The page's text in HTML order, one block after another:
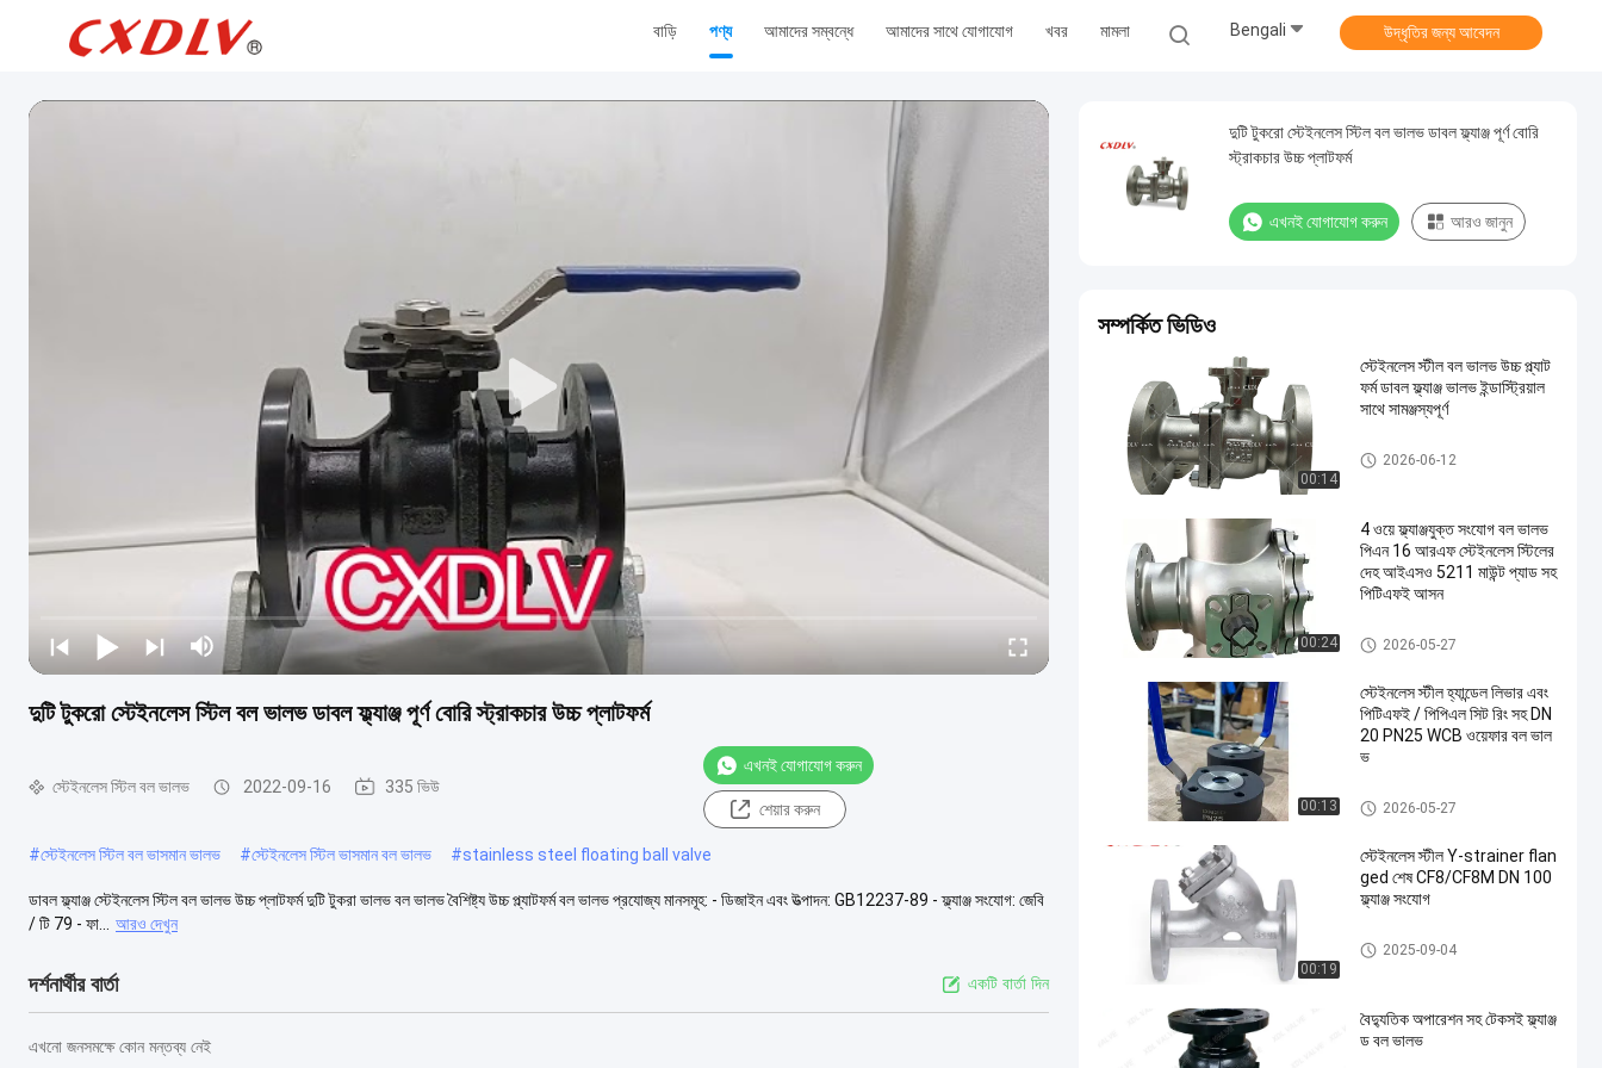
বাড়ি পণ্য আমাদের সম্বন্ধে আমাদের সাথে যোগাযোগ খবর মামলা Bengali উদ্ধৃতির জন্য আবেদন
দুটি টুকরো স্টেইনলেস স্টিল বল ভালভ ডাবল ফ্ল্যাঞ্জ পূর্ণ বোরি স্ট্রাকচার উচ্চ প্লাটফর্ম
স্টেইনলেস স্টিল বল ভালভ 2022-09-16 335 ভিউ
এখনই যোগাযোগ করুন
শেয়ার করুন
#স্টেইনলেস স্টিল বল ভাসমান ভালভ #স্টেইনলেস স্টিল ভাসমান বল ভালভ #stainless steel floating ball valve
ডাবল ফ্ল্যাঞ্জ স্টেইনলেস স্টিল বল ভালভ উচ্চ প্লাটফর্ম দুটি টুকরা ভালভ বল ভালভ বৈশিষ্ট্য উচ্চ প্ল্যাটফর্ম বল ভালভ প্রযোজ্য মানসমূহ: - ডিজাইন এবং উত্পাদন: GB12237-89 - ফ্ল্যাঞ্জ সংযোগ: জেবি
/ টি 79 - ফা...
আরও দেখুন
দর্শনার্থীর বার্তা একটি বার্তা দিন
এখনো জনসমক্ষে কোন মন্তব্য নেই
দুটি টুকরো স্টেইনলেস স্টিল বল ভালভ ডাবল ফ্ল্যাঞ্জ পূর্ণ বোরি
স্ট্রাকচার উচ্চ প্লাটফর্ম
এখনই যোগাযোগ করুন আরও জানুন
সম্পর্কিত ভিডিও
00:14
স্টেইনলেস স্টীল বল ভালভ উচ্চ প্ল্যাট
ফর্ম ডাবল ফ্ল্যাঞ্জ ভালভ ইন্ডাস্ট্রিয়াল
সাথে সামঞ্জস্যপূর্ণ
স্টেইনলেস স্টিল বল ভালভ
2026-06-12
00:24
4 ওয়ে ফ্ল্যাঞ্জযুক্ত সংযোগ বল ভালভ
পিএন 16 আরএফ স্টেইনলেস স্টিলের
দেহ আইএসও 5211 মাউন্ট প্যাড সহ
পিটিএফই আসন
স্টেইনলেস স্টিল বল ভালভ
2026-05-27
00:13
স্টেইনলেস স্টীল হ্যান্ডেল লিভার এবং
পিটিএফই / পিপিএল সিট রিং সহ DN
20 PN25 WCB ওয়েফার বল ভাল
ভ
স্টেইনলেস স্টিল বল ভালভ
2026-05-27
00:19
স্টেইনলেস স্টীল Y-strainer flan
ged শেষ CF8/CF8M DN 100
ফ্ল্যাঞ্জ সংযোগ
Y স্ট্রেনার ভালভ
2025-09-04
বৈদ্যুতিক অপারেশন সহ টেকসই ফ্ল্যাঞ্জ
ড বল ভালভ